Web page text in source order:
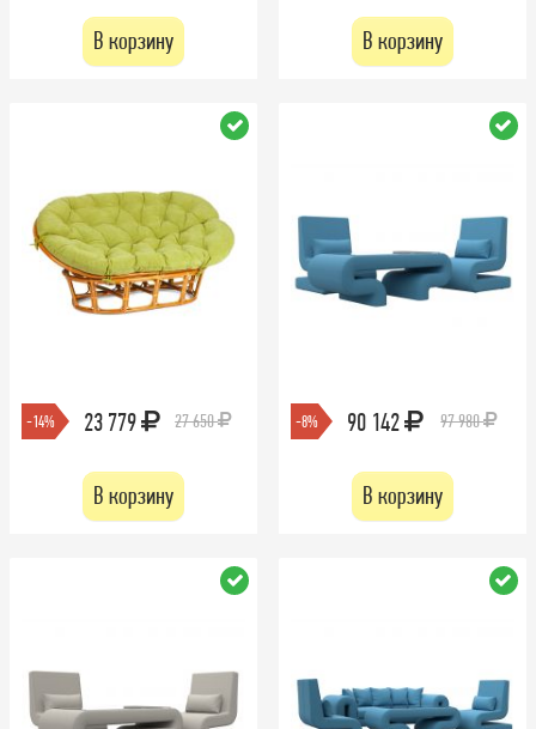
В корзину В корзину
-14% 23 779 27 650
В корзину
-8% 90 142 97 980
В корзину